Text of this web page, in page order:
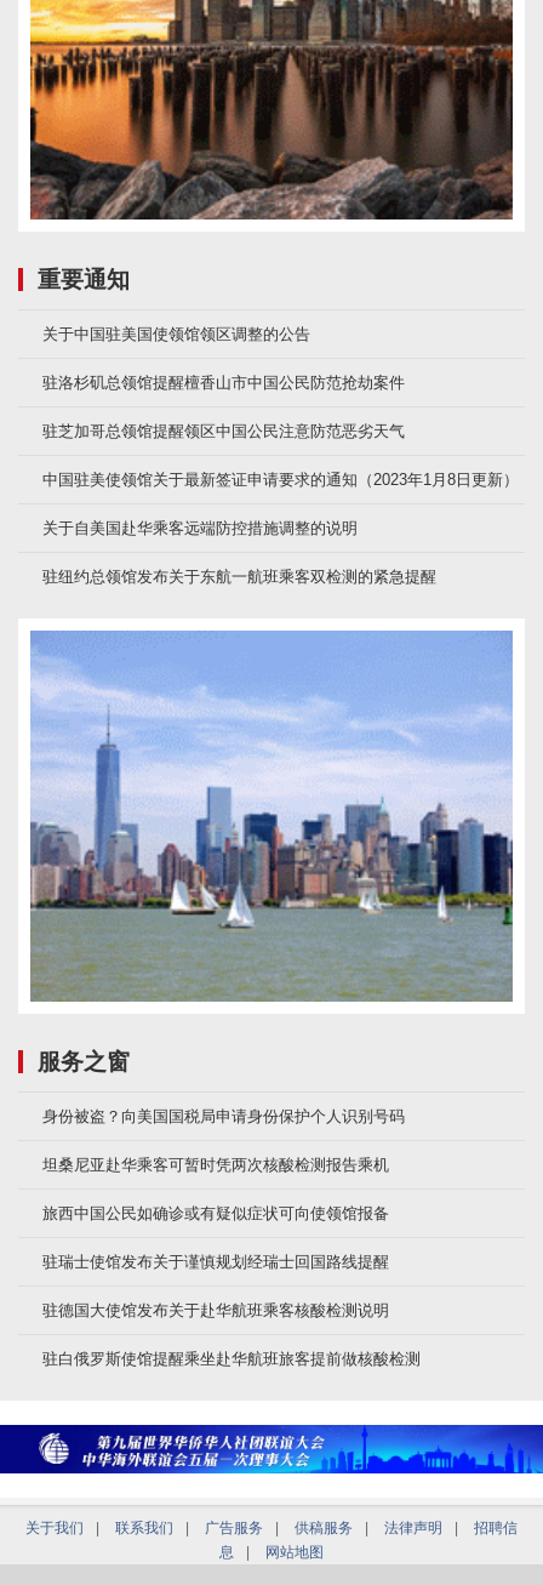
重要通知
关于中国驻美国使领馆领区调整的公告
驻洛杉矶总领馆提醒檀香山市中国公民防范抢劫案件
驻芝加哥总领馆提醒领区中国公民注意防范恶劣天气
中国驻美使领馆关于最新签证申请要求的通知（2023年1月8日更新）
关于自美国赴华乘客远端防控措施调整的说明
驻纽约总领馆发布关于东航一航班乘客双检测的紧急提醒
服务之窗
身份被盗？向美国国税局申请身份保护个人识别号码
坦桑尼亚赴华乘客可暂时凭两次核酸检测报告乘机
旅西中国公民如确诊或有疑似症状可向使领馆报备
驻瑞士使馆发布关于谨慎规划经瑞士回国路线提醒
驻德国大使馆发布关于赴华航班乘客核酸检测说明
驻白俄罗斯使馆提醒乘坐赴华航班旅客提前做核酸检测
关于我们 联系我们 广告服务 供稿服务 法律声明
招聘信
息
网站地图